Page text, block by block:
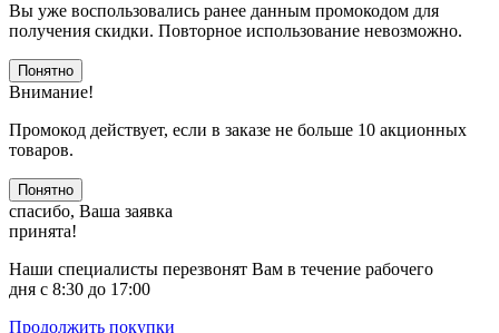
Вы уже воспользовались ранее данным промокодом для
получения скидки. Повторное использование невозможно.
Понятно
Внимание!
Промокод действует, если в заказе не больше 10 акционных
товаров.
Понятно
спасибо, Ваша заявка
принята!
Наши специалисты перезвонят Вам в течение рабочего
дня с 8:30 до 17:00
Продолжить покупки